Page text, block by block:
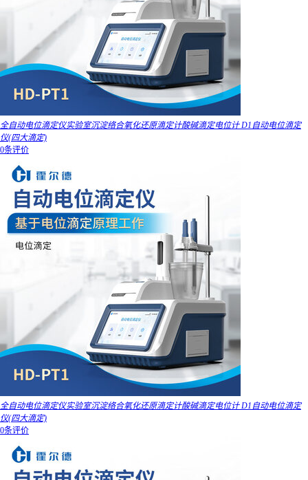
全自动电位滴定仪实验室沉淀络合氧化还原滴定计酸碱滴定电位计 D1自动电位滴定
仪(四大滴定)
0条评价
全自动电位滴定仪实验室沉淀络合氧化还原滴定计酸碱滴定电位计 D1自动电位滴定
仪(四大滴定)
0条评价